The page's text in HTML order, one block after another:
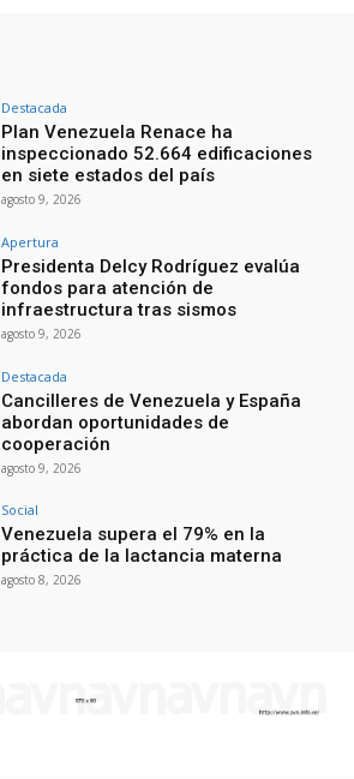
Destacada
Plan Venezuela Renace ha
inspeccionado 52.664 edificaciones
en siete estados del país
agosto 9, 2026
Apertura
Presidenta Delcy Rodríguez evalúa
fondos para atención de
infraestructura tras sismos
agosto 9, 2026
Destacada
Cancilleres de Venezuela y España
abordan oportunidades de
cooperación
agosto 9, 2026
Social
Venezuela supera el 79% en la
práctica de la lactancia materna
agosto 8, 2026